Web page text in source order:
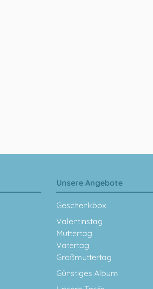
Unsere Angebote
Geschenkbox
Valentinstag
Muttertag
Vatertag
Großmuttertag
Günstiges Album